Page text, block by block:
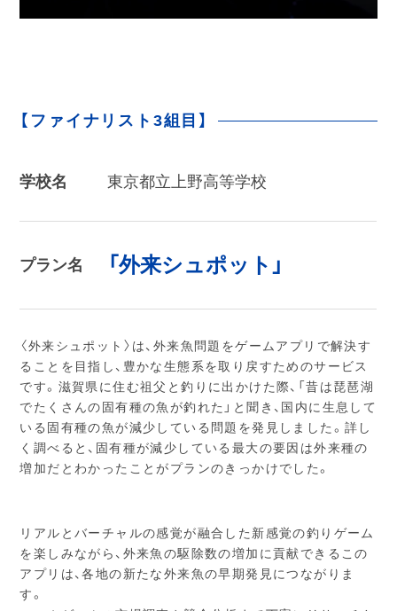
【ファイナリスト3組目】
学校名 東京都立上野高等学校
プラン名 「外来シュポット」
〈外来シュポット〉は、外来魚問題をゲームアプリで解決す
ることを目指し、豊かな生態系を取り戻すためのサービス
です。滋賀県に住む祖父と釣りに出かけた際、「昔は琵琶湖
でたくさんの固有種の魚が釣れた」と聞き、国内に生息して
いる固有種の魚が減少している問題を発見しました。詳し
く調べると、固有種が減少している最大の要因は外来種の
増加だとわかったことがプランのきっかけでした。
リアルとバーチャルの感覚が融合した新感覚の釣りゲーム
を楽しみながら、外来魚の駆除数の増加に貢献できるこの
アプリは、各地の新たな外来魚の早期発見につながりま
す。